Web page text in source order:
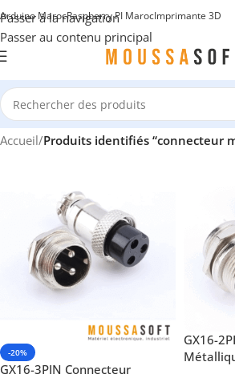
Passer à la navigation
Passer au contenu principal
Arduino MarocRaspberry PI MarocImprimante 3D
Accueil/Produits identifiés “connecteur
-20%
GX16-3PIN Connecteur
GX16-